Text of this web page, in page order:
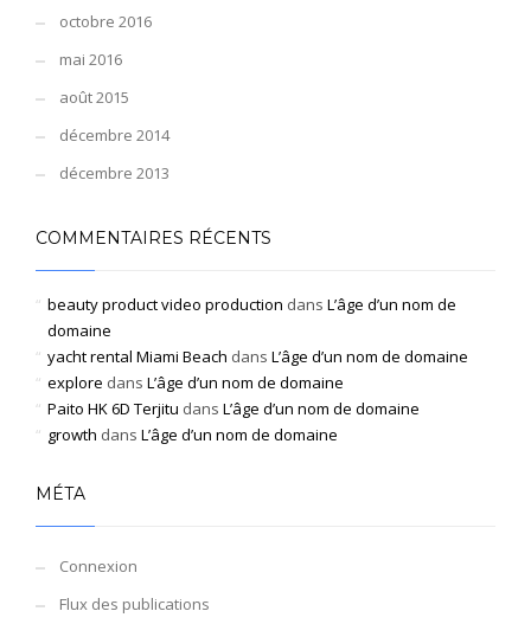
octobre 2016
mai 2016
août 2015
décembre 2014
décembre 2013
COMMENTAIRES RÉCENTS
beauty product video production dans L’âge d’un nom de
domaine
yacht rental Miami Beach dans L’âge d’un nom de domaine
explore dans L’âge d’un nom de domaine
Paito HK 6D Terjitu dans L’âge d’un nom de domaine
growth dans L’âge d’un nom de domaine
MÉTA
Connexion
Flux des publications